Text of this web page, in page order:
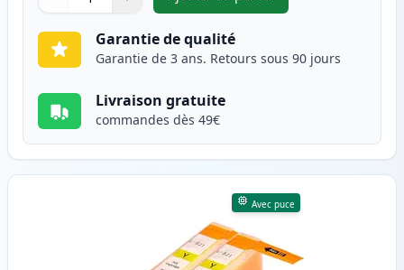
Quantité
Utilisez les boutons pour ajuster
Quantité
Garantie de qualité
Garantie de 3 ans. Retours sous 90 jours
Livraison gratuite
commandes dès 49€
Avec puce